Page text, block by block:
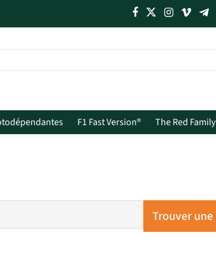
F1 Fast Version® The Red Family